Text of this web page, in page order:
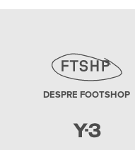
DESPRE FOOTSHOP